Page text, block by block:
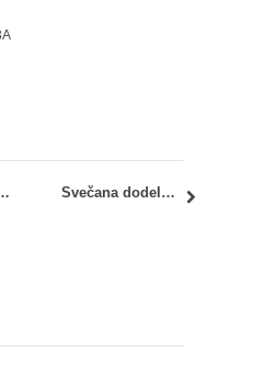
– Računari i računarska oprema Svečana dodela Nagrade Ranko Radović 2015